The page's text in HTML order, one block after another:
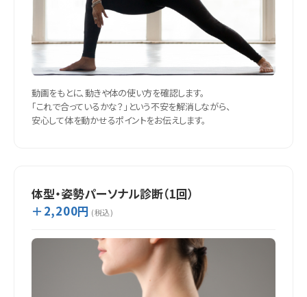
動画をもとに、動きや体の使い方を確認します。
「これで合っているかな？」という不安を解消しながら、
安心して体を動かせるポイントをお伝えします。
体型・姿勢パーソナル診断（1回）
＋2,200円 (税込)